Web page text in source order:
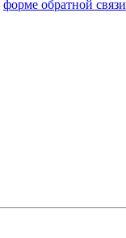
форме обратной связи